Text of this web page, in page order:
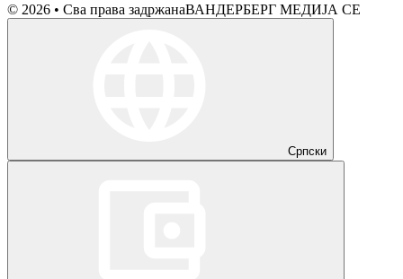
© 2026 • Сва права задржанаВАНДЕРБЕРГ МЕДИЈА СЕ
Српски